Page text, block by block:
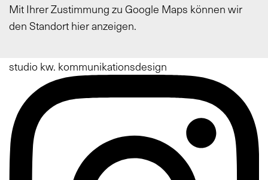
Mit Ihrer Zustimmung zu Google Maps können wir
den Standort hier anzeigen.
Footer
studio kw. kommunikationsdesign